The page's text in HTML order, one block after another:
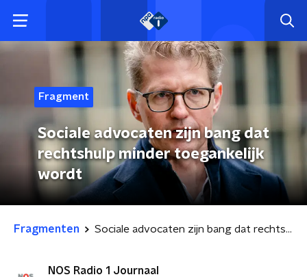
Fragment
Sociale advocaten zijn bang dat
rechtshulp minder toegankelijk
wordt
Fragmenten Sociale advocaten zijn bang dat rechtshulp minder toegankelijk wordt
NOS Radio 1 Journaal